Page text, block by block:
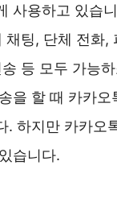
사용하고 있습
채팅, 단체 전화,
등 모두 가능
을 할 때 카카오
. 하지만 카카오
습니다.